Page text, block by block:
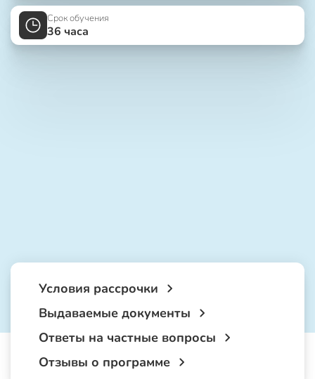
Срок обучения
36 часа
Условия рассрочки
Выдаваемые документы
Ответы на частные вопросы
Отзывы о программе